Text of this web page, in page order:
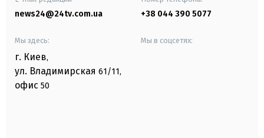
news24@24tv.com.ua +38 044 390 5077
Мы здесь:
г. Киев,
ул. Владимирская 61/11,
офис 50
Мы в соцсетях: